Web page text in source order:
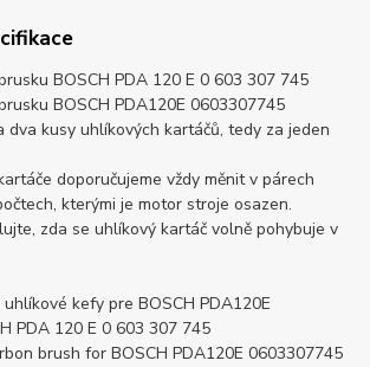
BOSCH PDA 120 E 0 603 307 745
BOSCH PDA120E 0603307745
dva kusy uhlíkových kartáčů, tedy za jeden
doporučujeme vždy měnit v párech
kterými je motor stroje osazen.
zda se uhlíkový kartáč volně pohybuje v
kefy pre BOSCH PDA120E
PDA 120 E 0 603 307 745
brush for BOSCH PDA120E 0603307745